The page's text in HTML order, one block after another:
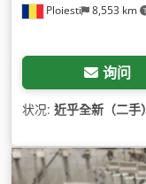
Ploiesti 8,553 km
询问
状况: 近乎全新（二手）